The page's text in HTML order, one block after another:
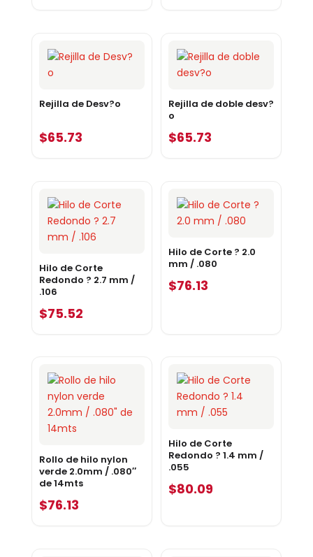
Rejilla de Desv?o
$65.73
Rejilla de doble desv?
o
$65.73
Hilo de Corte
Redondo ? 2.7 mm /
.106
$75.52
Hilo de Corte ? 2.0
mm / .080
$76.13
Rollo de hilo nylon
verde 2.0mm / .080″
de 14mts
$76.13
Hilo de Corte
Redondo ? 1.4 mm /
.055
$80.09